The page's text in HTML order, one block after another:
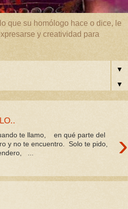
que su homólogo hace o dice, le
y creatividad para
▼
▼
›
te llamo, en qué parte del
y no te encuentro. Solo te pido,
...